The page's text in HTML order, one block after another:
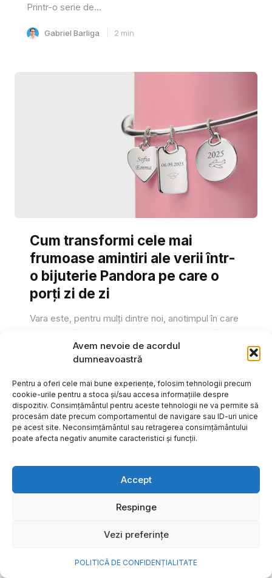
Avem nevoie de acordul
dumneavoastră
Pentru a oferi cele mai bune experiențe, folosim tehnologii precum
cookie-urile pentru a stoca și/sau accesa informațiile despre
dispozitiv. Consimțământul pentru aceste tehnologii ne va permite să
procesăm date precum comportamentul de navigare sau ID-uri unice
pe acest site. Neconsimțământul sau retragerea consimțământului
poate afecta negativ anumite caracteristici și funcții.
Accept
Respinge
Vezi preferințe
POLITICĂ DE CONFIDENȚIALITATE
Printr-o serie de...
Gabriel Barliga 2 min
Cum transformi cele mai
frumoase amintiri ale verii într-
o bijuterie Pandora pe care o
porți zi de zi
Vara este, pentru mulți dintre noi, anotimpul în care
se întâmplă cele mai importante lucruri. Plecăm în
vacanțe pe care le planificăm luni...
Cristiana Todiresei
NOVA Power & Gas: un program